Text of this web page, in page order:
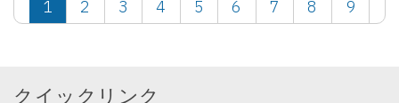
1 2 3 4 5 6 7 8 9
クイックリンク